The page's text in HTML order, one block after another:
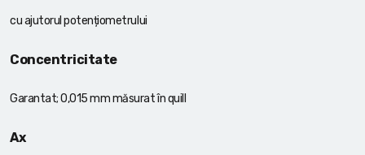
cu ajutorul potențiometrului
Concentricitate
Garantat; 0,015 mm măsurat în quill
Ax